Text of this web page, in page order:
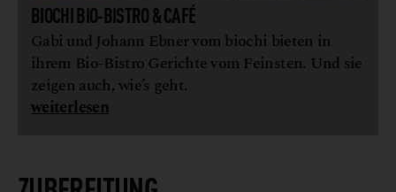
BIOCHI BIO-BISTRO & CAFÉ
Gabi und Johann Ebner vom biochi bieten in
ihrem Bio-Bistro Gerichte vom Feinsten. Und sie
zeigen auch, wie’s geht.
weiterlesen